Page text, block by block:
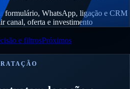
a formulário, WhatsApp, ligação e CRM
canal, oferta e investimento
e filtrosPróximos